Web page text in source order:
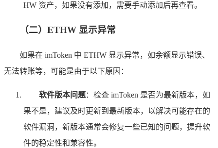
HW 资产，如果没有添加，需要手动添加后再查看。
（二）ETHW 显示异常
如果在 imToken 中 ETHW 显示异常，如余额显示错误、
无法转账等，可能是由于以下原因：
软件版本问题：检查 imToken 是否为最新版本，如
果不是，建议及时更新到最新版本，以解决可能存在的
软件漏洞，新版本通常会修复一些已知的问题，提升软
件的稳定性和兼容性。